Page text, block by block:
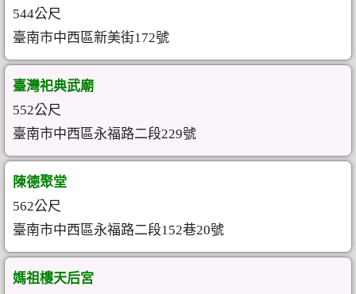
544公尺
臺南市中西區新美街172號
臺灣祀典武廟
552公尺
臺南市中西區永福路二段229號
陳德聚堂
562公尺
臺南市中西區永福路二段152巷20號
媽祖樓天后宮